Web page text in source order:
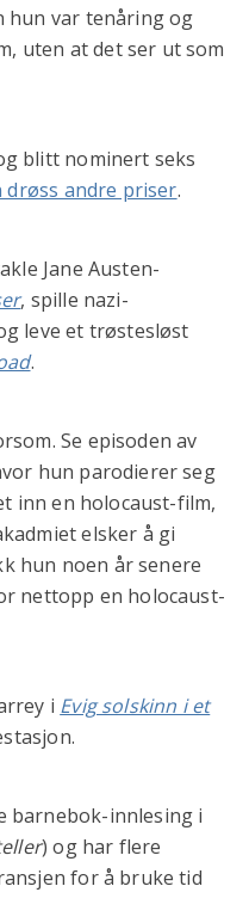
hun var tenåring og
uten at det ser ut som
blitt nominert seks
drøss andre priser.
Jane Austen-
, spille nazi-
leve et trøstesløst
.
Se episoden av
hun parodierer seg
inn en holocaust-film,
elsker å gi
hun noen år senere
nettopp en holocaust-
i Evig solskinn i et
barnebok-innlesing i
) og har flere
for å bruke tid